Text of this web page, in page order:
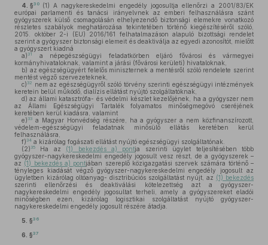
4. §30 (1) A nagykereskedelmi engedély jogosultja ellenőrzi a 2001/83/EK
európai parlamenti és tanácsi irányelvnek az emberi felhasználásra szánt
gyógyszerek külső csomagolásán elhelyezendő biztonsági elemekre vonatkozó
részletes szabályok meghatározása tekintetében történő kiegészítéséről szóló,
2015. október 2-i (EU) 2016/161 felhatalmazáson alapuló bizottsági rendelet
szerint a gyógyszer biztonsági elemeit és deaktiválja az egyedi azonosítót, mielőtt
a gyógyszert kiadná
a) 31
a népegészségügyi feladatkörben eljáró fővárosi és vármegyei
kormányhivataloknak, valamint a járási (fővárosi kerületi) hivataloknak,
b) az egészségügyért felelős miniszternek a mentésről szóló rendelete szerint
mentést végző szervezeteknek,
c) 32
nem az egészségügyről szóló törvény szerinti egészségügyi intézmények
keretein belül működő, dialízis ellátást nyújtó szolgáltatóknak,
d) az állami katasztrófa- és védelmi készlet kezelőjének, ha a gyógyszer nem
az Állami Egészségügyi Tartalék folyamatos minőségmegóvó cseréjének
keretében kerül kiadásra, valamint
e) 33 a Magyar Honvédség részére, ha a gyógyszer a nem közfinanszírozott,
védelem-egészségügyi feladatnak minősülő ellátás keretében kerül
felhasználásra,
f) 34 a kizárólag fogászati ellátást nyújtó egészségügyi szolgáltatónak.
(2) 35 Ha az (1) bekezdés a) pontja szerinti ügylet teljesítésében több
gyógyszer-nagykereskedelmi engedély jogosult vesz részt, de a gyógyszerek –
az (1) bekezdés a) pontjában szereplő közigazgatási szervek számára történő –
tényleges kiadását végző gyógyszer-nagykereskedelmi engedély jogosult az
ügyletben kizárólag oltóanyag- disztribúciós szolgáltatást nyújt, az (1) bekezdés
szerinti ellenőrzési és deaktiválási kötelezettség azt a gyógyszer-
nagykereskedelmi engedély jogosultat terheli, amely a gyógyszereket eladói
minőségben ezen, kizárólag logisztikai szolgáltatást nyújtó gyógyszer-
nagykereskedelmi engedély jogosult részére átadja.
5. §36
6. §37